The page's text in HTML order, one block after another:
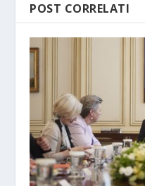
POST CORRELATI